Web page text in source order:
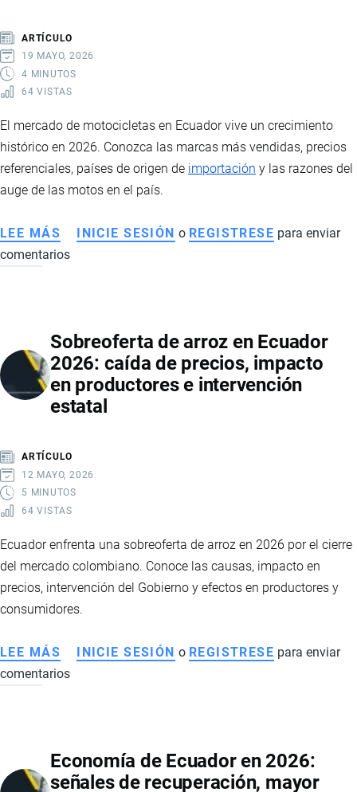
DE
RUTA
DEL
EN
ARTÍCULO
19 MAYO, 2026
4 MINUTOS
64 VISTAS
El mercado de motocicletas en Ecuador vive un crecimiento
histórico en 2026. Conozca las marcas más vendidas, precios
referenciales, países de origen de importación y las razones del
auge de las motos en el país.
LEE MÁS SOBRE
MERCADO
ECUADOR
2026:
VENTAS
RÉCORD,
PRECIOS
Y
PAÍSES
INICIE SESIÓN o REGISTRESE para enviar
comentarios
Sobreoferta de arroz en Ecuador
2026: caída de precios, impacto
en productores e intervención
estatal
ARTÍCULO
12 MAYO, 2026
5 MINUTOS
64 VISTAS
Ecuador enfrenta una sobreoferta de arroz en 2026 por el cierre
del mercado colombiano. Conoce las causas, impacto en
precios, intervención del Gobierno y efectos en productores y
consumidores.
LEE MÁS SOBRE
SOBREOFERTA
ECUADOR
2026:
INICIE SESIÓN o REGISTRESE para enviar
comentarios
Economía de Ecuador en 2026:
señales de recuperación, mayor